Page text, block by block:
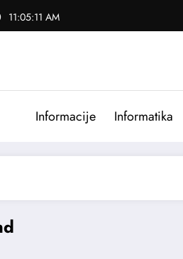
11:05:11 AM
Informacije Informatika